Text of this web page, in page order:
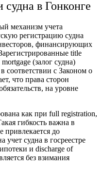
судна в Гонконге
механизм учета
регистрацию судна
финансирующих
title
(залог судна)
соответствии с Законом о
что права сторон
на уровне
как при full registration,
гибкость важна в
привлекается до
учет судна в госреестре
и discharge of
без взимания